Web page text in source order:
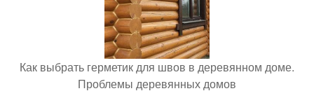
Как выбрать герметик для швов в деревянном доме.
Проблемы деревянных домов